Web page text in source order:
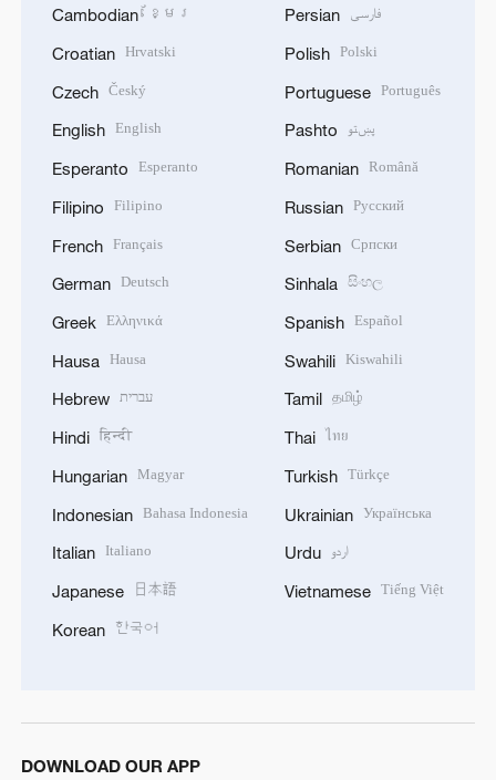
Cambodian ខ្មែរ
Croatian Hrvatski
Czech Český
English English
Esperanto Esperanto
Filipino Filipino
French Français
German Deutsch
Greek Ελληνικά
Hausa Hausa
Hebrew עברית
Hindi हिन्दी
Hungarian Magyar
Indonesian Bahasa Indonesia
Italian Italiano
Japanese 日本語
Korean 한국어
Persian فارسی
Polish Polski
Portuguese Português
Pashto پښتو
Romanian Română
Russian Русский
Serbian Српски
Sinhala සිංහල
Spanish Español
Swahili Kiswahili
Tamil தமிழ்
Thai ไทย
Turkish Türkçe
Ukrainian Українська
Urdu اردو
Vietnamese Tiếng Việt
DOWNLOAD OUR APP